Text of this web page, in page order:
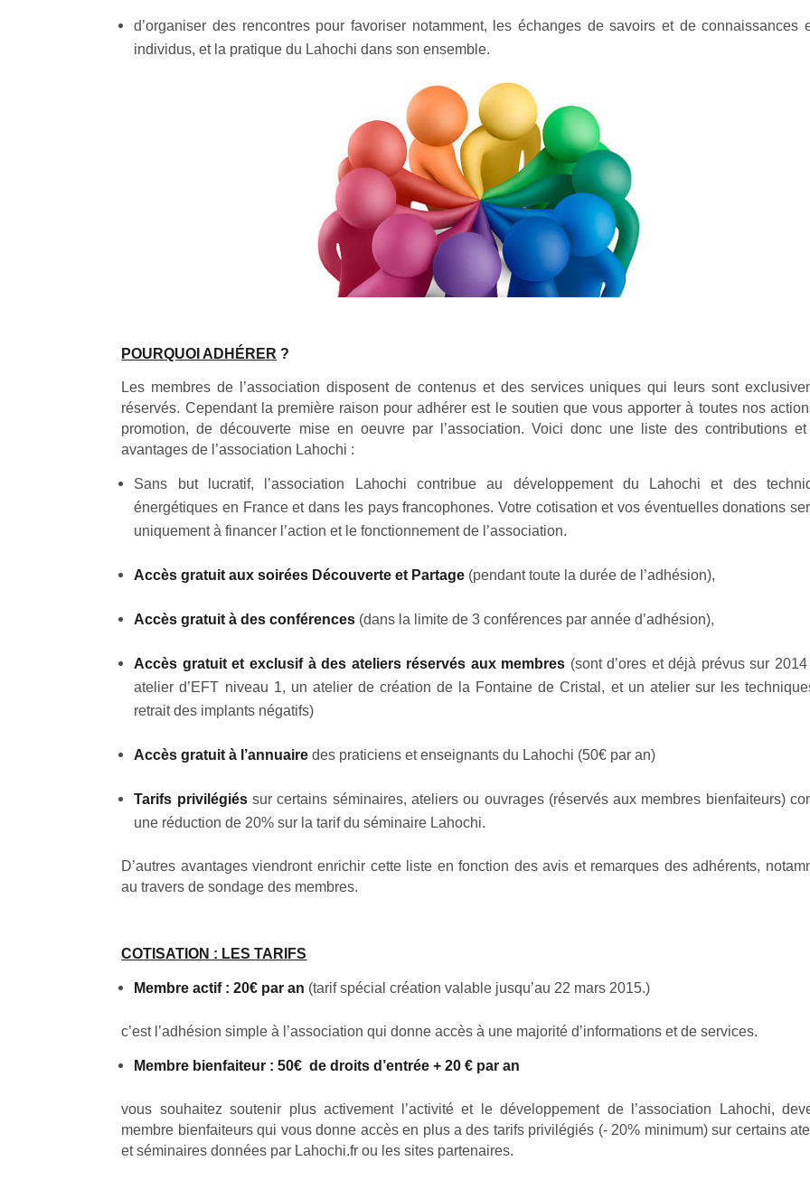
d’organiser des rencontres pour favoriser notamment, les échanges de savoirs et de connaissances
individus, et la pratique du Lahochi dans son ensemble.
POURQUOI ADHÉRER ?
Les membres de l’association disposent de contenus et des services uniques qui leurs sont
réservés. Cependant la première raison pour adhérer est le soutien que vous apporter à toutes nos
promotion, de découverte mise en oeuvre par l’association. Voici donc une liste des contributions
avantages de l’association Lahochi :
Sans but lucratif, l’association Lahochi contribue au développement du Lahochi et des
énergétiques en France et dans les pays francophones. Votre cotisation et vos éventuelles donations
uniquement à financer l’action et le fonctionnement de l’association.
Accès gratuit aux soirées Découverte et Partage (pendant toute la durée de l’adhésion),
Accès gratuit à des conférences (dans la limite de 3 conférences par année d’adhésion),
Accès gratuit et exclusif à des ateliers réservés aux membres (sont d’ores et déjà prévus sur
atelier d’EFT niveau 1, un atelier de création de la Fontaine de Cristal, et un atelier sur les
retrait des implants négatifs)
Accès gratuit à l’annuaire des praticiens et enseignants du Lahochi (50€ par an)
Tarifs privilégiéssur certains séminaires, ateliers ou ouvrages (réservés aux membres bienfaiteurs)
une réduction de 20% sur la tarif du séminaire Lahochi.
D’autres avantages viendront enrichir cette liste en fonction des avis et remarques des adhérents,
au travers de sondage des membres.
COTISATION : LES TARIFS
Membre actif : 20€ par an (tarif spécial création valable jusqu’au 22 mars 2015.)
c’est l’adhésion simple à l’association qui donne accès à une majorité d’informations et de services.
Membre bienfaiteur : 50€ de droits d’entrée + 20 € par an
vous souhaitez soutenir plus activement l’activité et le développement de l’association Lahochi,
membre bienfaiteurs qui vous donne accès en plus a des tarifs privilégiés (- 20% minimum) sur certains
et séminaires données par Lahochi.fr ou les sites partenaires.